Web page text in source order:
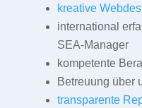
kreative
international
SEA-Manager
kompetente
Betreuung über
transparente